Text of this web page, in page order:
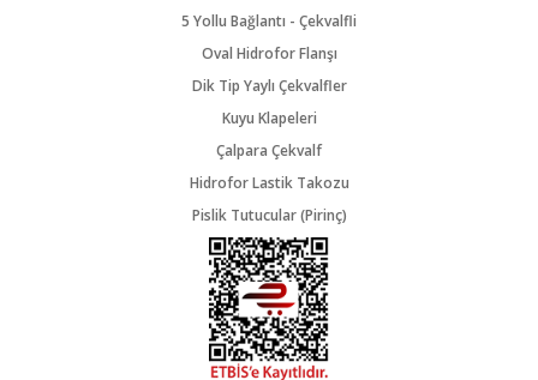
5 Yollu Bağlantı - Çekvalfli
Oval Hidrofor Flanşı
Dik Tip Yaylı Çekvalfler
Kuyu Klapeleri
Çalpara Çekvalf
Hidrofor Lastik Takozu
Pislik Tutucular (Pirinç)